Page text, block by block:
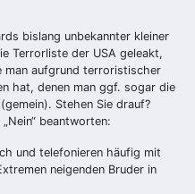
bislang unbekannter kleiner
Terrorliste der USA geleakt,
man aufgrund terroristischer
hat, denen man ggf. sogar die
Stehen Sie drauf?
beantworten:
und telefonieren häufig mit
neigenden Bruder in